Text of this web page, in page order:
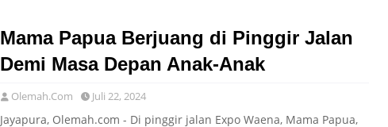
Mama Papua Berjuang di Pinggir Jalan
Demi Masa Depan Anak-Anak
Olemah.Com Juli 22, 2024
Jayapura, Olemah.com - Di pinggir jalan Expo Waena, Mama Papua,